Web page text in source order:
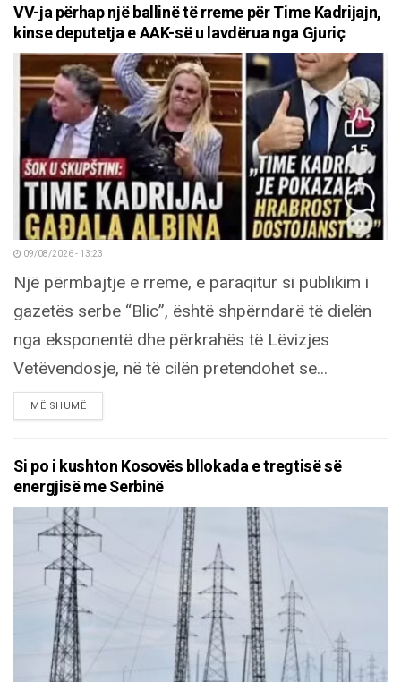
VV-ja përhap një ballinë të rreme për Time Kadrijajn,
kinse deputetja e AAK-së u lavdërua nga Gjuriç
09/08/2026 - 13:23
Një përmbajtje e rreme, e paraqitur si publikim i
gazetës serbe “Blic”, është shpërndarë të dielën
nga eksponentë dhe përkrahës të Lëvizjes
Vetëvendosje, në të cilën pretendohet se...
MË SHUMËDETAILS
Si po i kushton Kosovës bllokada e tregtisë së
energjisë me Serbinë